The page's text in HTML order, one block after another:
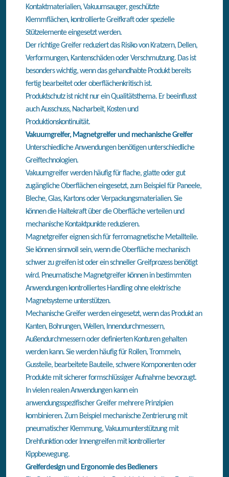
Kontaktmaterialien, Vakuumsauger, geschützte
Klemmflächen, kontrollierte Greifkraft oder spezielle
Stützelemente eingesetzt werden.
Der richtige Greifer reduziert das Risiko von Kratzern, Dellen,
Verformungen, Kantenschäden oder Verschmutzung. Das ist
besonders wichtig, wenn das gehandhabte Produkt bereits
fertig bearbeitet oder oberflächenkritisch ist.
Produktschutz ist nicht nur ein Qualitätsthema. Er beeinflusst
auch Ausschuss, Nacharbeit, Kosten und
Produktionskontinuität.
Vakuumgreifer, Magnetgreifer und mechanische Greifer
Unterschiedliche Anwendungen benötigen unterschiedliche
Greiftechnologien.
Vakuumgreifer werden häufig für flache, glatte oder gut
zugängliche Oberflächen eingesetzt, zum Beispiel für Paneele,
Bleche, Glas, Kartons oder Verpackungsmaterialien. Sie
können die Haltekraft über die Oberfläche verteilen und
mechanische Kontaktpunkte reduzieren.
Magnetgreifer eignen sich für ferromagnetische Metallteile.
Sie können sinnvoll sein, wenn die Oberfläche mechanisch
schwer zu greifen ist oder ein schneller Greifprozess benötigt
wird. Pneumatische Magnetgreifer können in bestimmten
Anwendungen kontrolliertes Handling ohne elektrische
Magnetsysteme unterstützen.
Mechanische Greifer werden eingesetzt, wenn das Produkt an
Kanten, Bohrungen, Wellen, Innendurchmessern,
Außendurchmessern oder definierten Konturen gehalten
werden kann. Sie werden häufig für Rollen, Trommeln,
Gussteile, bearbeitete Bauteile, schwere Komponenten oder
Produkte mit sicherer formschlüssiger Aufnahme bevorzugt.
In vielen realen Anwendungen kann ein
anwendungsspezifischer Greifer mehrere Prinzipien
kombinieren. Zum Beispiel mechanische Zentrierung mit
pneumatischer Klemmung, Vakuumunterstützung mit
Drehfunktion oder Innengreifen mit kontrollierter
Kippbewegung.
Greiferdesign und Ergonomie des Bedieners